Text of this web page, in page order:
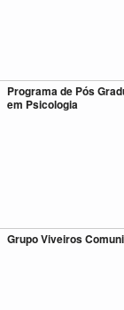
Programa de Pós
em Psicologia
Grupo Viveiros